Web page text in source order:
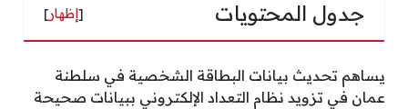
جدول المحتويات [إظهار]
يساهم تحديث بيانات البطاقة الشخصية في سلطنة
عمان في تزويد نظام التعداد الإلكتروني ببيانات صحيحة